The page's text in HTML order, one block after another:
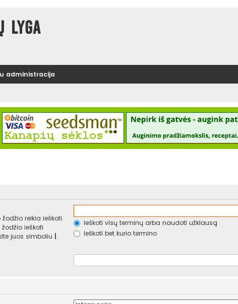
lyga
administracija
reikia ieškoti.
ieškoti
juos simboliu .
Ieškoti visų terminų arba naudoti užklausą
Ieškoti bet kurio termino